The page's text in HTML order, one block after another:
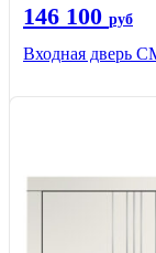
146 100 руб
Входная дверь